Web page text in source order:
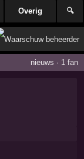
Overig 🔍
nieuws · 1 fan